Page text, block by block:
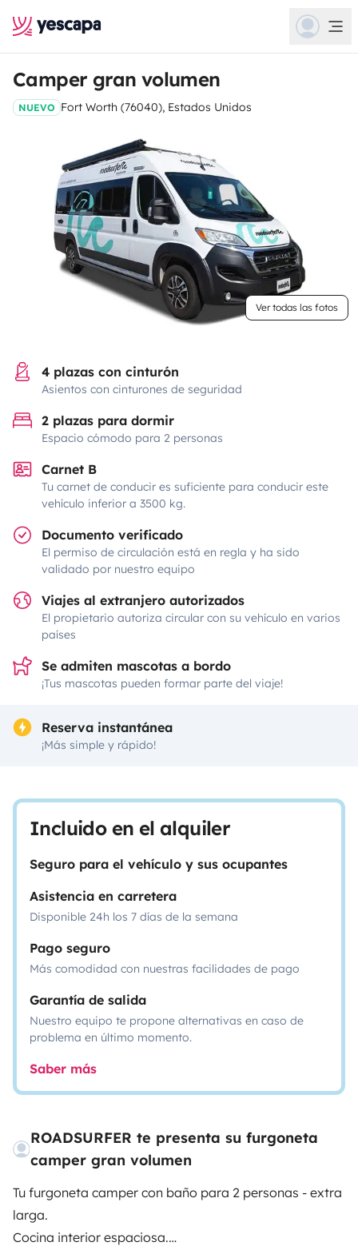
Camper gran volumen
NUEVO Fort Worth (76040), Estados Unidos
Ver todas las fotos
4 plazas con cinturón
Asientos con cinturones de seguridad
2 plazas para dormir
Espacio cómodo para 2 personas
Carnet B
Tu carnet de conducir es suficiente para conducir este
vehículo inferior a 3500 kg.
Documento verificado
El permiso de circulación está en regla y ha sido
validado por nuestro equipo
Viajes al extranjero autorizados
El propietario autoriza circular con su vehículo en varios
países
Se admiten mascotas a bordo
¡Tus mascotas pueden formar parte del viaje!
Reserva instantánea
¡Más simple y rápido!
Incluido en el alquiler
Seguro para el vehículo y sus ocupantes
Asistencia en carretera
Disponible 24h los 7 días de la semana
Pago seguro
Más comodidad con nuestras facilidades de pago
Garantía de salida
Nuestro equipo te propone alternativas en caso de
problema en último momento.
Saber más
ROADSURFER te presenta su furgoneta
camper gran volumen
Tu furgoneta camper con baño para 2 personas - extra
larga.
Cocina interior espaciosa.